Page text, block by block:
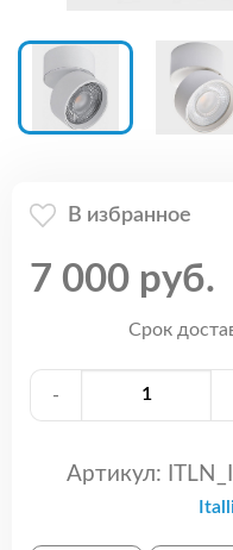
В избранное
7 000 руб.
Срок
-
Артикул: